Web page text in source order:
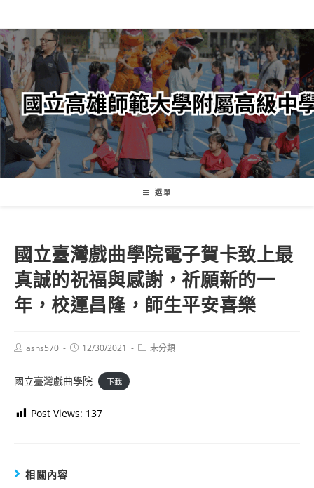
轉
至
主
內
容
選單
國立臺灣戲曲學院電子賀卡致上最
真誠的祝福與感謝，祈願新的一
年，校運昌隆，師生平安喜樂
Postashs570
Post12/30/2021
Post未分類
國立臺灣戲曲學院 下載
Post Views: 137
相關內容